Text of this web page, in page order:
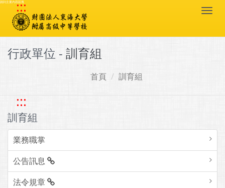
跳到主要內容區塊
:::
行政單位 - 訓育組
首頁 訓育組
:::
訓育組
業務職掌
公告訊息
法令規章